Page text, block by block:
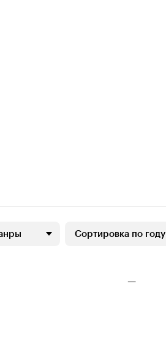
Сортировка по году
—